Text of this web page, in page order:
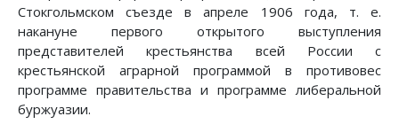
Стокгольмском съезде в апреле 1906 года, т. е.
накануне первого открытого выступления
представителей крестьянства всей России с
крестьянской аграрной программой в противовес
программе правительства и программе либеральной
буржуазии.